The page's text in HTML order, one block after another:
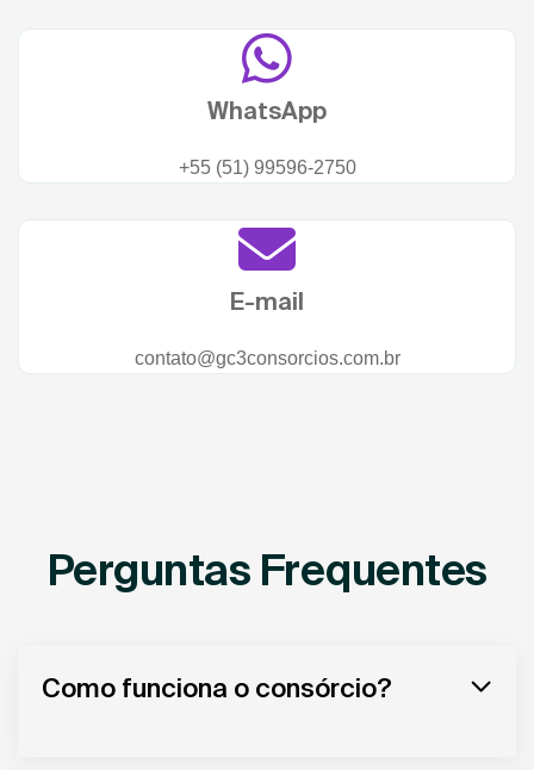
WhatsApp
+55 (51) 99596-2750
E-mail
contato@gc3consorcios.com.br
Perguntas Frequentes
Como funciona o consórcio?